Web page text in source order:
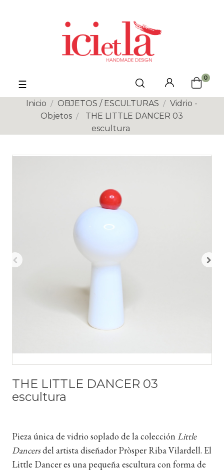
Navegación
de
palanca
☰
0
Inicio OBJETOS / ESCULTURAS
Vidrio -
Objetos
THE LITTLE DANCER 03
escultura
THE LITTLE DANCER 03
escultura
Pieza única de vidrio soplado de la colección Little
Dancersdel artista diseñador Pròsper Riba Vilardell. El
Little Dancer es una pequeña escultura con forma de